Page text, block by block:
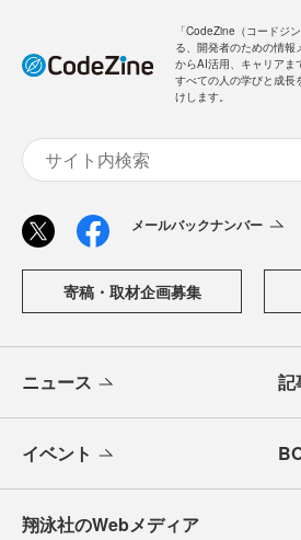
「CodeZine（コードジ
る、開発者のための情報
からAI活用、キャリアま
すべての人の学びと成長
けします。
メールバックナンバー
寄稿・取材企画募集
ニュース 記
イベント
翔泳社のWebメディア